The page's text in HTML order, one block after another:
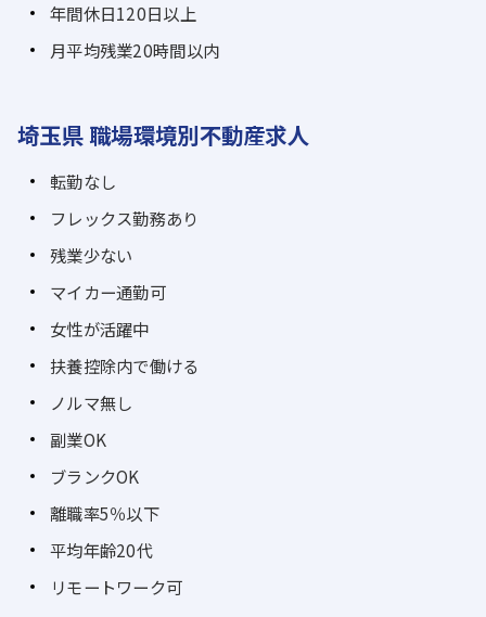
年間休日120日以上
月平均残業20時間以内
埼玉県 職場環境別不動産求人
転勤なし
フレックス勤務あり
残業少ない
マイカー通勤可
女性が活躍中
扶養控除内で働ける
ノルマ無し
副業OK
ブランクOK
離職率5％以下
平均年齢20代
リモートワーク可